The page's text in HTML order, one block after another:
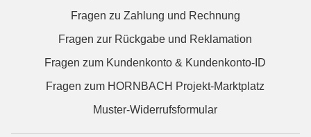
Fragen zu Zahlung und Rechnung
Fragen zur Rückgabe und Reklamation
Fragen zum Kundenkonto & Kundenkonto-ID
Fragen zum HORNBACH Projekt-Marktplatz
Muster-Widerrufsformular